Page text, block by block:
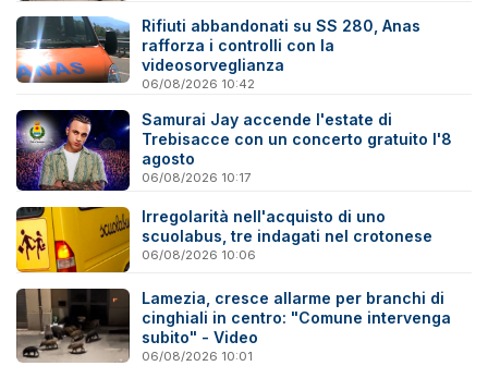
Rifiuti abbandonati su SS 280, Anas
rafforza i controlli con la
videosorveglianza
06/08/2026 10:42
Samurai Jay accende l'estate di
Trebisacce con un concerto gratuito l'8
agosto
06/08/2026 10:17
Irregolarità nell'acquisto di uno
scuolabus, tre indagati nel crotonese
06/08/2026 10:06
Lamezia, cresce allarme per branchi di
cinghiali in centro: "Comune intervenga
subito" - Video
06/08/2026 10:01